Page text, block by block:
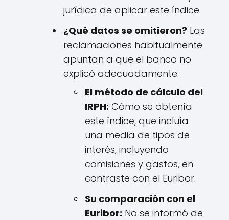
jurídica de aplicar este índice.
¿Qué datos se omitieron? Las
reclamaciones habitualmente
apuntan a que el banco no
explicó adecuadamente:
El método de cálculo del
IRPH: Cómo se obtenía
este índice, que incluía
una media de tipos de
interés, incluyendo
comisiones y gastos, en
contraste con el Euribor.
Su comparación con el
Euribor: No se informó de